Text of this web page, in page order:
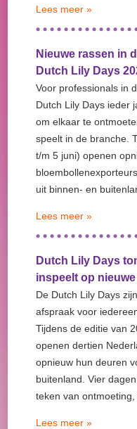
Lees meer »
Nieuwe rassen in
Dutch Lily Days
Voor professionals in
Dutch Lily Days ieder
om elkaar te
speelt in de branche.
t/m 5 juni) openen
uit binnen- en
Lees meer »
Dutch Lily Days
inspeelt op
De Dutch Lily Days
afspraak voor
Tijdens de editie van
openen dertien
opnieuw hun deuren
buitenland. Vier
teken van
Lees meer »